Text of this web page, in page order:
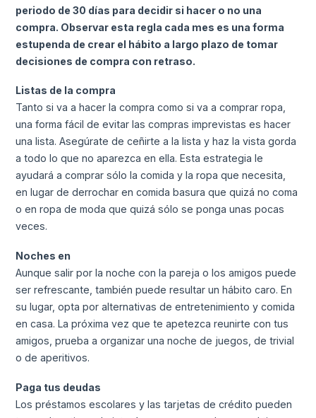
periodo de 30 días para decidir si hacer o no una
compra. Observar esta regla cada mes es una forma
estupenda de crear el hábito a largo plazo de tomar
decisiones de compra con retraso.
Listas de la compra
Tanto si va a hacer la compra como si va a comprar ropa,
una forma fácil de evitar las compras imprevistas es hacer
una lista. Asegúrate de ceñirte a la lista y haz la vista gorda
a todo lo que no aparezca en ella. Esta estrategia le
ayudará a comprar sólo la comida y la ropa que necesita,
en lugar de derrochar en comida basura que quizá no coma
o en ropa de moda que quizá sólo se ponga unas pocas
veces.
Noches en
Aunque salir por la noche con la pareja o los amigos puede
ser refrescante, también puede resultar un hábito caro. En
su lugar, opta por alternativas de entretenimiento y comida
en casa. La próxima vez que te apetezca reunirte con tus
amigos, prueba a organizar una noche de juegos, de trivial
o de aperitivos.
Paga tus deudas
Los préstamos escolares y las tarjetas de crédito pueden